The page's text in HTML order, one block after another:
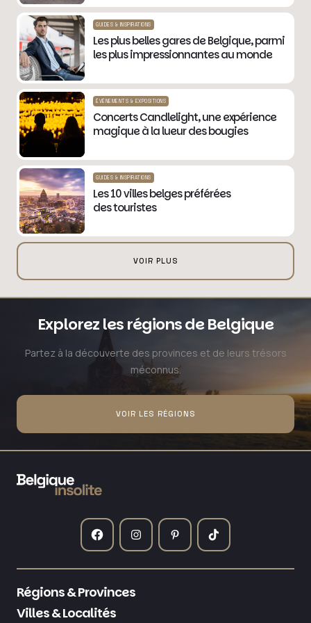
GUIDES & INSPIRATIONS
Les plus belles gares de Belgique, parmi
les plus impressionnantes au monde
ÉVÉNEMENTS & EXPOSITIONS
Concerts Candlelight, une expérience
magique à la lueur des bougies
GUIDES & INSPIRATIONS
Les 10 villes belges préférées
des touristes
VOIR PLUS
Explorez les régions de Belgique
Partez à la découverte des provinces et de leurs trésors
méconnus.
VOIR LES RÉGIONS
Régions & Provinces
Villes & Localités